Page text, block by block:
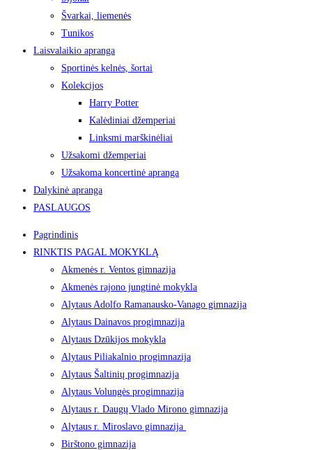
Švarkai, liemenės
Tunikos
Laisvalaikio apranga
Sportinės kelnės, šortai
Kolekcijos
Harry Potter
Kalėdiniai džemperiai
Linksmi marškinėliai
Užsakomi džemperiai
Užsakoma koncertinė apranga
Dalykinė apranga
PASLAUGOS
Pagrindinis
RINKTIS PAGAL MOKYKLĄ
Akmenės r. Ventos gimnazija
Akmenės rajono jungtinė mokykla
Alytaus Adolfo Ramanausko-Vanago gimnazija
Alytaus Dainavos progimnazija
Alytaus Dzūkijos mokykla
Alytaus Piliakalnio progimnazija
Alytaus Šaltinių progimnazija
Alytaus Volungės progimnazija
Alytaus r. Daugų Vlado Mirono gimnazija
Alytaus r. Miroslavo gimnazija
Birštono gimnazija